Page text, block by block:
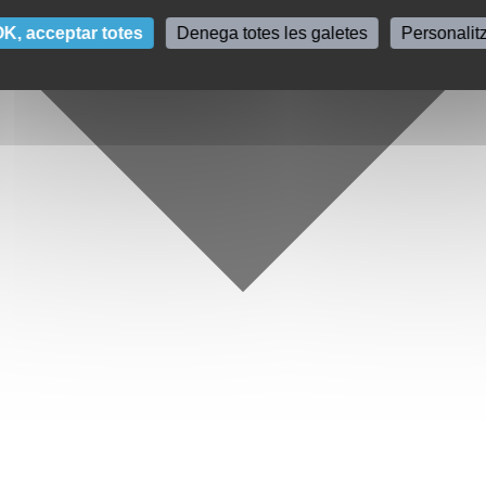
acceptar totes Denega totes les galetes